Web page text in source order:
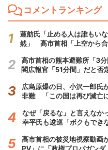
コメントランキング
蓮舫氏「止める人は誰もい
然」 高市首相「上空から
高市首相の熊本避難所「3
閣広報官「51分間」だと否
広島原爆の日、小沢一郎氏
非難 「この国は再び滅亡
なぜ「戻るな」と言えな
幸平氏も逡巡「ボクもでき
高市首相の被災地視察動